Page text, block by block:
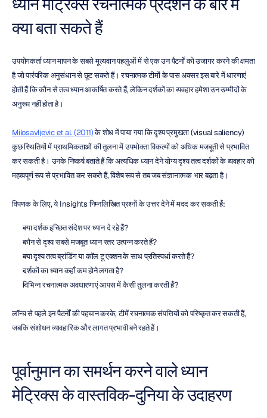
ध्यान मेट्रिक्स रचनात्मक प्रदर्शन के बारे में
क्या बता सकते हैं
उपयोगकर्ता ध्यान मापन के सबसे मूल्यवान पहलुओं में से एक उन पैटर्नों को उजागर करने की क्षमता
है जो पारंपरिक अनुसंधान से छूट सकते हैं। रचनात्मक टीमों के पास अक्सर इस बारे में धारणाएं
होती हैं कि कौन से तत्व ध्यान आकर्षित करते हैं, लेकिन दर्शकों का व्यवहार हमेशा उन उम्मीदों के
अनुरूप नहीं होता है।
Milosavljevic et al. (2011) के शोध में पाया गया कि दृश्य प्रमुखता (visual saliency)
कुछ स्थितियों में प्राथमिकताओं की तुलना में उपभोक्ता विकल्पों को अधिक मजबूती से प्रभावित
कर सकती है। उनके निष्कर्ष बताते हैं कि अत्यधिक ध्यान देने योग्य दृश्य तत्व दर्शकों के व्यवहार को
महत्वपूर्ण रूप से प्रभावित कर सकते हैं, विशेष रूप से तब जब संज्ञानात्मक भार बढ़ता है।
विपणक के लिए, ये Insights निम्नलिखित प्रश्नों के उत्तर देने में मदद कर सकती हैं:
क्या दर्शक इच्छित संदेश पर ध्यान दे रहे हैं?
कौन से दृश्य सबसे मजबूत ध्यान स्तर उत्पन्न करते हैं?
क्या दृश्य तत्व ब्रांडिंग या कॉल टू एक्शन के साथ प्रतिस्पर्धा करते हैं?
दर्शकों का ध्यान कहाँ कम होने लगता है?
विभिन्न रचनात्मक अवधारणाएं आपस में कैसी तुलना करती हैं?
लॉन्च से पहले इन पैटर्नों की पहचान करके, टीमें रचनात्मक संपत्तियों को परिष्कृत कर सकती हैं,
जबकि संशोधन व्यावहारिक और लागत प्रभावी बने रहते हैं।
पूर्वानुमान का समर्थन करने वाले ध्यान
मेट्रिक्स के वास्तविक-दुनिया के उदाहरण